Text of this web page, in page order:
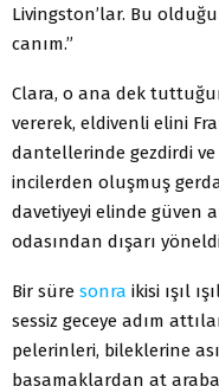
Livingston’lar. Bu
canım.”
Clara, o ana dek
vererek, eldivenli elini
dantellerinde gezdirdi
incilerden oluşmuş
davetiyeyi elinde güven
odasından dışarı
Bir süre sonra ikisi ışıl
sessiz geceye adım
pelerinleri, bileklerine
basamaklardan at